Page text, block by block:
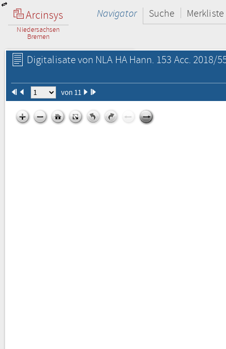
Arcinsys
Niedersachsen
Bremen
Navigator Suche Merkliste
Digitalisate von NLA HA Hann. 153 Acc. 2018/
von 11